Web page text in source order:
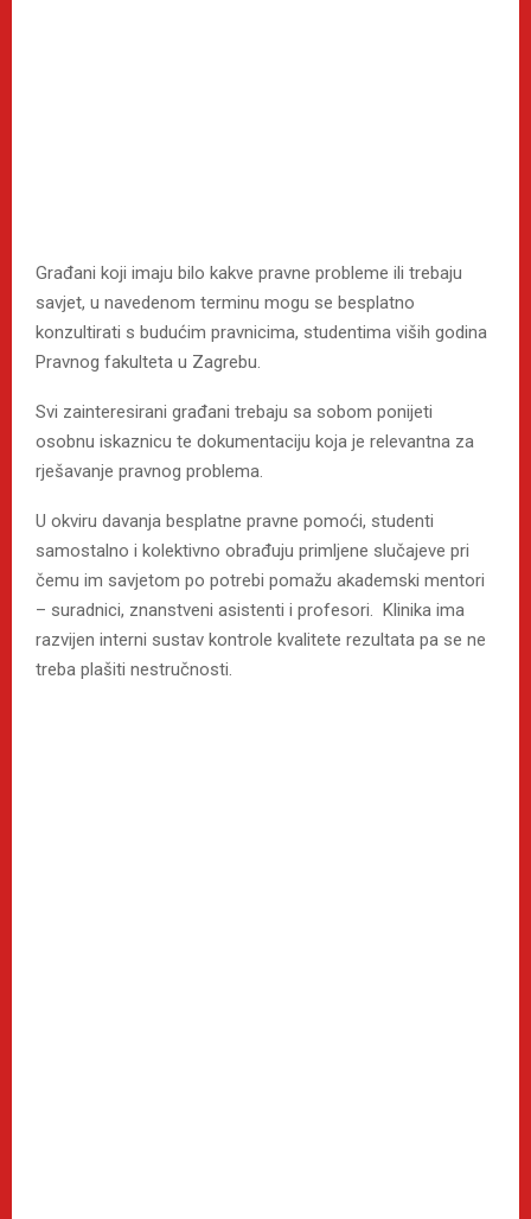
Građani koji imaju bilo kakve pravne probleme ili trebaju
savjet, u navedenom terminu mogu se besplatno
konzultirati s budućim pravnicima, studentima viših godina
Pravnog fakulteta u Zagrebu.
Svi zainteresirani građani trebaju sa sobom ponijeti
osobnu iskaznicu te dokumentaciju koja je relevantna za
rješavanje pravnog problema.
U okviru davanja besplatne pravne pomoći, studenti
samostalno i kolektivno obrađuju primljene slučajeve pri
čemu im savjetom po potrebi pomažu akademski mentori
– suradnici, znanstveni asistenti i profesori. Klinika ima
razvijen interni sustav kontrole kvalitete rezultata pa se ne
treba plašiti nestručnosti.